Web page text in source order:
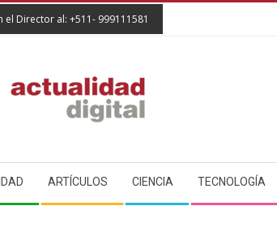
el Director al: +511- 999111581
ARTÍCULOS CIENCIA TECNOLOGÍA